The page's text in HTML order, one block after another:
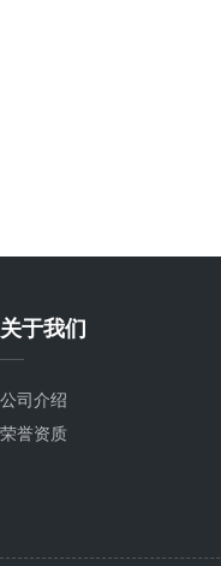
关于我们
公司介绍
荣誉资质